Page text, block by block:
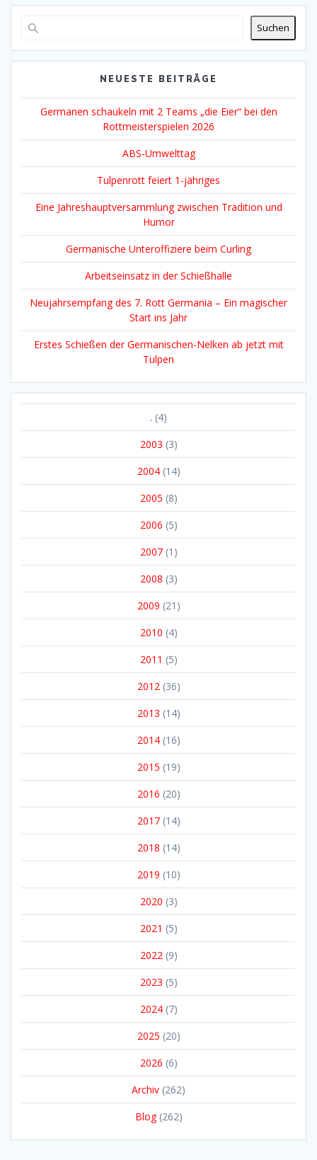
Suchen
NEUESTE BEITRÄGE
Germanen schaukeln mit 2 Teams „die Eier“ bei den
Rottmeisterspielen 2026
ABS-Umwelttag
Tulpenrott feiert 1-jähriges
Eine Jahreshauptversammlung zwischen Tradition und
Humor
Germanische Unteroffiziere beim Curling
Arbeitseinsatz in der Schießhalle
Neujahrsempfang des 7. Rott Germania – Ein magischer
Start ins Jahr
Erstes Schießen der Germanischen-Nelken ab jetzt mit
Tulpen
. (4)
2003 (3)
2004(14)
2005 (8)
2006 (5)
2007(1)
2008 (3)
2009 (21)
2010 (4)
2011 (5)
2012(36)
2013 (14)
2014(16)
2015 (19)
2016 (20)
2017(14)
2018 (14)
2019 (10)
2020 (3)
2021 (5)
2022(9)
2023 (5)
2024(7)
2025 (20)
2026 (6)
Archiv (262)
Blog(262)